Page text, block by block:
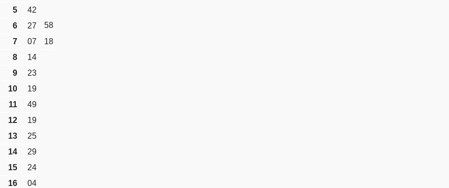
5
42
6
27
58
7
07
18
8
14
9
23
10
19
11
49
12
19
13
25
14
29
15
24
16
04